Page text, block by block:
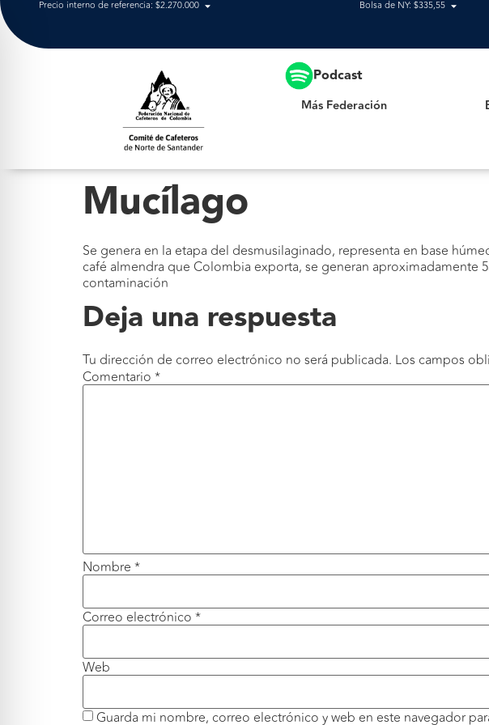
Precio interno de referencia: $2.270.000 Bolsa de NY: $335,55
Podcast
Más Federación
Mucílago
Se genera en la etapa del desmusilaginado, representa en base
café almendra que Colombia exporta, se generan aproximadamente
contaminación
Deja una respuesta
Tu dirección de correo electrónico no será publicada. Los campos
Comentario *
Nombre *
Correo electrónico *
Web
Guarda mi nombre, correo electrónico y web en este navegador